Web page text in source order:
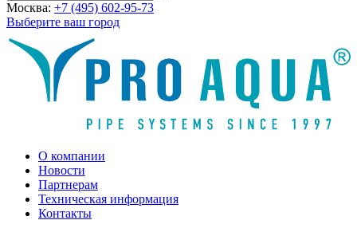
Москва: +7 (495) 602-95-73
Выберите ваш город
О компании
Новости
Партнерам
Техническая информация
Контакты